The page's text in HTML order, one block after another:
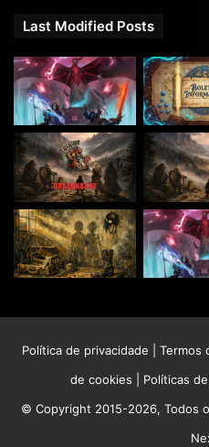
Last Modified Posts
Política de privacidade Termos
de cookies
Políticas
© Copyright 2015-2026, Todos